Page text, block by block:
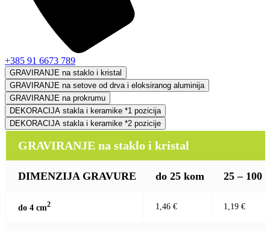
+385 91 6673 789
GRAVIRANJE na staklo i kristal
GRAVIRANJE na setove od drva i eloksiranog aluminija
GRAVIRANJE na prokrumu
DEKORACIJA stakla i keramike *1 pozicija
DEKORACIJA stakla i keramike *2 pozicije
GRAVIRANJE na staklo i kristal
DIMENZIJA GRAVURE do 25 kom 25 – 100
do 4 cm2 1,46 € 1,19 €